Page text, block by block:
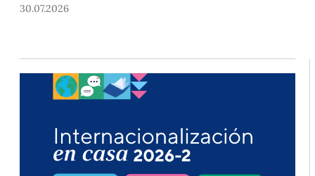
adquirido en las aulas puede responder a desafíos concretos
30.07.2026